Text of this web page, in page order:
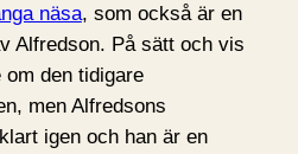
näsa, som också är en
Alfredson. På sätt och vis
den tidigare
men Alfredsons
igen och han är en